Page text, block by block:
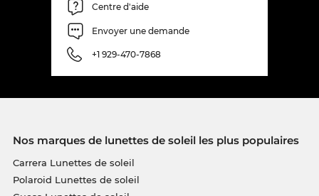
Centre d'aide
Envoyer une demande
+1 929-470-7868
Nos marques de lunettes de soleil les plus populaires
Carrera Lunettes de soleil
Polaroid Lunettes de soleil